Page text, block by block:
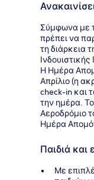
Σύμφωνα με
πρέπει να
τη διάρκεια
Η Ημέρα
Απρίλιο (η
check-in και
την ημέρα.
Αεροδρόμιο
Ημέρα
Παιδιά και
Με